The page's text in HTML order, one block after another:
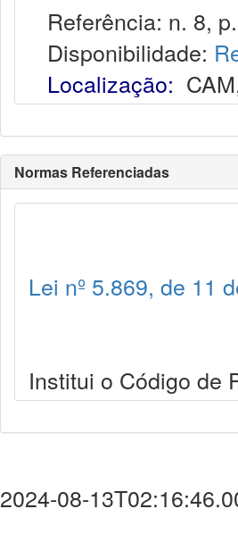
Referência: n. 8,
Disponibilidade:
Localização: CAM
Normas Referenciadas
Lei nº 5.869, de 11
Institui o Código de
2024-08-